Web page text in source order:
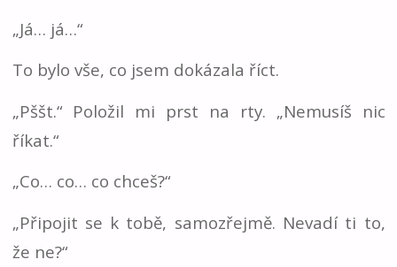
„Já… já…“
To bylo vše, co jsem dokázala říct.
„Pššt.“ Položil mi prst na rty. „Nemusíš nic
říkat.“
„Co… co… co chceš?“
„Připojit se k tobě, samozřejmě. Nevadí ti to,
že ne?“